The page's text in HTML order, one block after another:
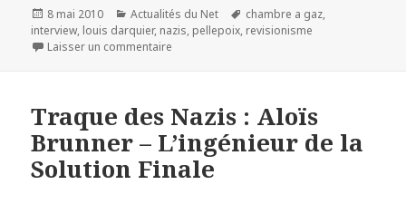
Publié
le
8 mai 2010 Catégories
Actualités du Net
Mots-
clés
chambre a gaz,
interview, louis darquier, nazis, pellepoix, revisionisme
Laisser un commentaire
Traque des Nazis : Aloïs
Brunner – L’ingénieur de la
Solution Finale